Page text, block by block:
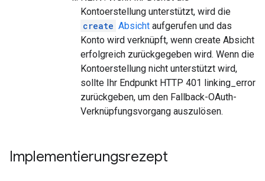
Kontoerstellung unterstützt, wird die
create Absicht aufgerufen und das
Konto wird verknüpft, wenn create Absicht
erfolgreich zurückgegeben wird. Wenn die
Kontoerstellung nicht unterstützt wird,
sollte Ihr Endpunkt HTTP 401 linking_error
zurückgeben, um den Fallback-OAuth-
Verknüpfungsvorgang auszulösen.
Implementierungsrezept